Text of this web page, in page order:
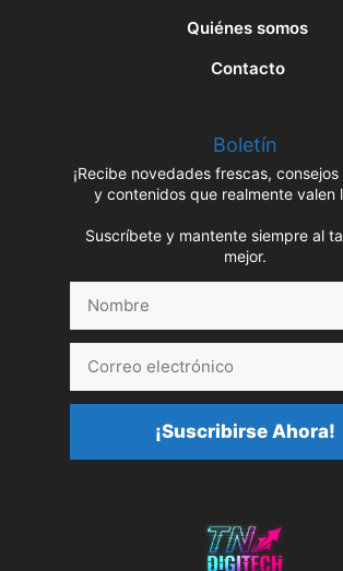
Quiénes somos
Contacto
Boletín
¡Recibe novedades frescas,
y contenidos que realmente valen
Suscríbete y mantente siempre al
mejor.
electrónico
¡Suscribirse Ahora!